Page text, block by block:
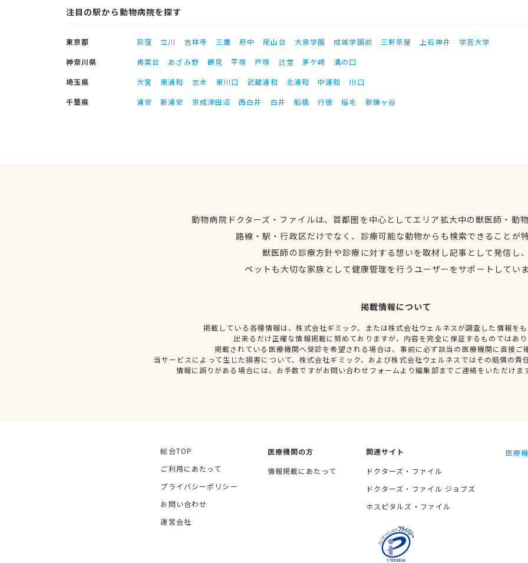
注目の駅から動物病院を探す
東京都 荻窪 立川 吉祥寺 三鷹 府中 尾山台 大泉学園 成城学園前 三軒茶屋 上石神井
学芸大学
神奈川県
青葉台 あざみ野 鶴見 平塚 戸塚 辻堂 茅ケ崎
溝の口
埼玉県
大宮 東浦和 志木 東川口 武蔵浦和 北浦和 中浦和
川口
千葉県
浦安 新浦安 京成津田沼 西白井 白井 船橋 行徳 稲毛 新鎌ヶ谷
動物病院ドクターズ・ファイルは、首都圏を中心としてエリア拡大中の獣医師・動
路線・駅・行政区だけでなく、診療可能な動物からも検索できることが
獣医師の診療方針や診療に対する想いを取材し記事として発信し
ペットも大切な家族として健康管理を行うユーザーをサポートしてい
掲載情報について
掲載している各種情報は、株式会社ギミック、または株式会社ウェルネスが調査した情報を
出来るだけ正確な情報掲載に努めておりますが、内容を完全に保証するものではあ
掲載されている医療機関へ受診を希望される場合は、事前に必ず該当の医療機関に直接ご
当サービスによって生じた損害について、株式会社ギミック、および株式会社ウェルネスではその賠償の責
情報に誤りがある場合には、お手数ですがお問い合わせフォームより編集部までご連絡をいただけま
総合TOP
ご利用にあたって
プライバシーポリシー
お問い合わせ
運営会社
医療機関の方
情報掲載にあたって
関連サイト
ドクターズ・ファイル
ドクターズ・ファイル ジョブズ
ホスピタルズ・ファイル
医療